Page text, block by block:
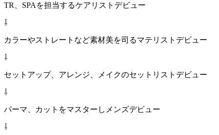
TR、SPAを担当するケアリストデビュー
⇩
カラーやストレートなど素材美を司るマテリストデビュー
⇩
セットアップ、アレンジ、メイクのセットリストデビュー
⇩
パーマ、カットをマスターしメンズデビュー
⇩